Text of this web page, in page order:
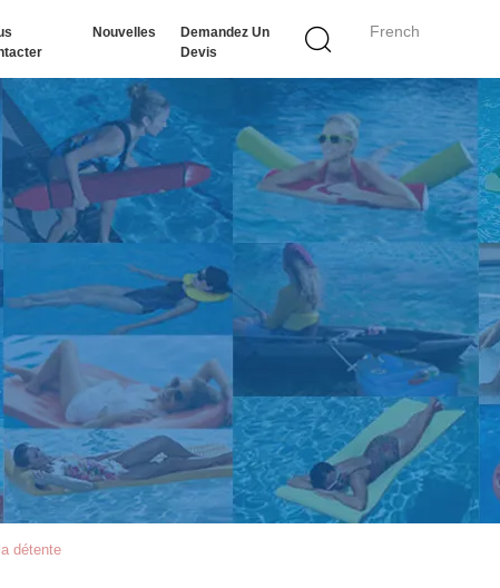
French
Nouvelles
Demandez Un
Devis
détente